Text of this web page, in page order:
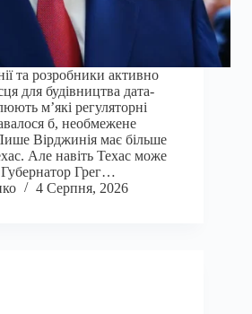
та розробники активно
для будівництва дата-
м’які регуляторні
б, необмежене
Вірджинія має більше
Але навіть Техас може
Грег…
4 Серпня, 2026